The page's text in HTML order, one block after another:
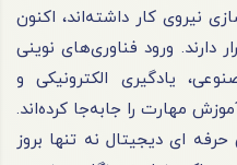
نیروی کار داشته‌اند، اکنون
دارند. ورود فناوری‌های نوینی
یادگیری الکترونیکی و
مهارت را جابه‌جا کرده‌اند.
ای دیجیتال نه تنها بروز